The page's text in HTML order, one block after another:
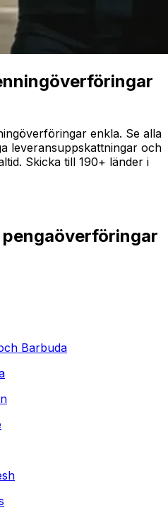
enkla. Se alla
leveransuppskattningar och
Skicka till 190+ länder i
Barbuda